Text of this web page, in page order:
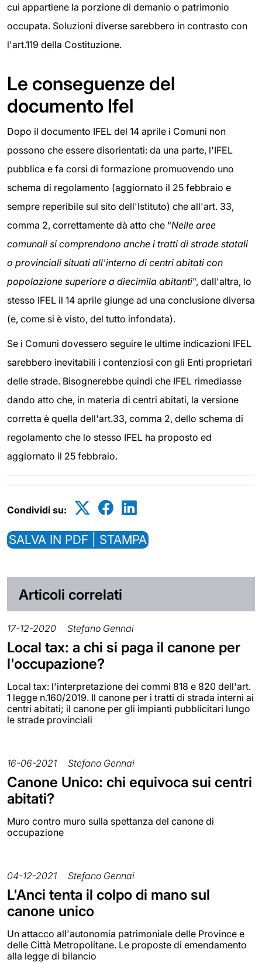
cui appartiene la porzione di demanio o patrimonio
occupata. Soluzioni diverse sarebbero in contrasto con
l'art.119 della Costituzione.
Le conseguenze del
documento Ifel
Dopo il documento IFEL del 14 aprile i Comuni non
possono che essere disorientati: da una parte, l'IFEL
pubblica e fa corsi di formazione promuovendo uno
schema di regolamento (aggiornato il 25 febbraio e
sempre reperibile sul sito dell'Istituto) che all'art. 33,
comma 2, correttamente dà atto che "Nelle aree
comunali si comprendono anche i tratti di strade statali
o provinciali situati all'interno di centri abitati con
popolazione superiore a diecimila abitanti", dall'altra, lo
stesso IFEL il 14 aprile giunge ad una conclusione diversa
(e, come si è visto, del tutto infondata).
Se i Comuni dovessero seguire le ultime indicazioni IFEL
sarebbero inevitabili i contenziosi con gli Enti proprietari
delle strade. Bisognerebbe quindi che IFEL rimediasse
dando atto che, in materia di centri abitati, la versione
corretta è quella dell'art.33, comma 2, dello schema di
regolamento che lo stesso IFEL ha proposto ed
aggiornato il 25 febbraio.
Condividi su:
SALVA IN PDF | STAMPA
Articoli correlati
17-12-2020 Stefano Gennai
Local tax: a chi si paga il canone per
l'occupazione?
Local tax: l'interpretazione dei commi 818 e 820 dell'art.
1 legge n.160/2019. Il canone per i tratti di strada interni ai
centri abitati; il canone per gli impianti pubblicitari lungo
le strade provinciali
16-06-2021 Stefano Gennai
Canone Unico: chi equivoca sui centri
abitati?
Muro contro muro sulla spettanza del canone di
occupazione
04-12-2021 Stefano Gennai
L'Anci tenta il colpo di mano sul
canone unico
Un attacco all'autonomia patrimoniale delle Province e
delle Città Metropolitane. Le proposte di emendamento
alla legge di bilancio